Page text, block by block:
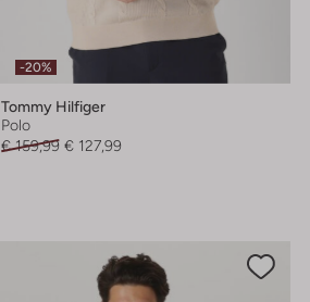
-20%
Tommy Hilfiger
Polo
€ 159,99 € 127,99